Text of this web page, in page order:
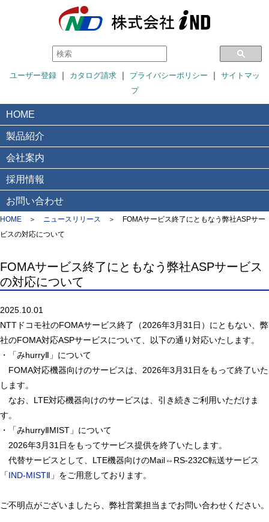
ユーザー登録｜ カタログ請求｜ プライバシーポリシー ｜ サイトマッ
プ
HOME
製品紹介
会社案内
採用情報
お問い合わせ
HOME ＞ ニュースリリース ＞ FOMAサービス終了にともなう弊社ASPサー
ビスの対応について
FOMAサービス終了にともなう弊社ASPサービス
の対応について
2025.10.01
NTTドコモ社のFOMAサービス終了（2026年3月31日）にともない、弊
社のFOMA対応ASPサービスについて、以下の通り対応いたします。
・「みhurryⅡ」について
FOMA対応機器向けのサービスは、2026年3月31日をもって終了いた
します。
なお、LTE対応機器向けのサービスは、引き続きご利用いただけま
す。
・「みhurryⅡMIST」について
2026年3月31日をもってサービス提供を終了いたします。
代替サービスとして、LTE機器向けのMail⇔RS-232C転送サービス
「IND-MISTⅡ 」をご用意しております。
ご不明点がございましたら、弊社営業担当までお問い合わせください。